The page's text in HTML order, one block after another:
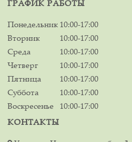
ГРАФИК РАБОТЫ
Понедельник 10:00-17:00
Вторник
10:00-17:00
Среда
10:00-17:00
Четверг
10:00-17:00
Пятница
10:00-17:00
Суббота
10:00-17:00
Воскресенье
10:00-17:00
КОНТАКТЫ